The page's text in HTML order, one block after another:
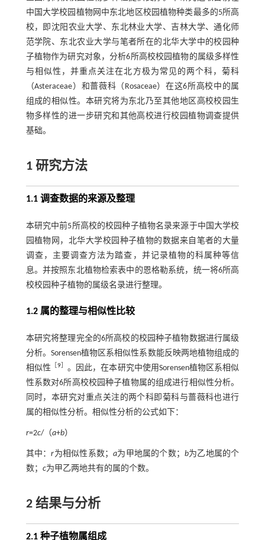
中国大学校园植物网中东北地区校园植物种类最多的5所高
校，即沈阳农业大学、东北林业大学、吉林大学、通化师
范学院、东北农业大学与笔者所在的北华大学中的校园种
子植物作为研究对象，分析6所高校校园植物的属级多样性
与相似性，并重点关注在北方极为常见的两个科，菊科
（Asteraceae）和蔷薇科（Rosaceae）在这6所高校中的属
组成的相似性。本研究将为东北乃至其他地区高校校园生
物多样性的进一步研究和其他高校进行校园植物调查提供
基础。
1 研究方法
1.1 调查数据的来源及整理
本研究中前5所高校的校园种子植物名录来源于中国大学校
园植物网，北华大学校园种子植物的数据来自笔者的大量
调查，主要调查方法为踏查，并记录植物的科属种等信
息。并按照东北植物检索表中的恩格勒系统，统一将6所高
校校园种子植物的属级名录进行整理。
1.2 属的整理与相似性比较
本研究将整理完全的6所高校的校园种子植物数据进行属级
分析。Sorensen植物区系相似性系数能反映两地植物组成的
相似性
9］ 。因此，在本研究中使用Sorensen植物区系相似
性系数对6所高校校园种子植物属的组成进行相似性分析。
同时，本研究对重点关注的两个科即菊科与蔷薇科也进行
属的相似性分析。相似性分析的公式如下：
r=2c/（a+b）
其中：r为相似性系数；a为甲地属的个数； b为乙地属的个
数； c为甲乙两地共有的属的个数。
2 结果与分析
2.1 种子植物属组成